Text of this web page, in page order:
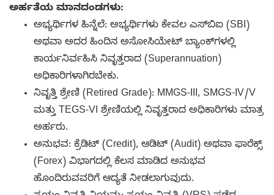
ಅರ್ಹತೆಯ ಮಾನದಂಡಗಳು:
ಅಭ್ಯರ್ಥಿಗಳ ಹಿನ್ನೆಲೆ: ಅಭ್ಯರ್ಥಿಗಳು ಕೇವಲ ಎಸ್‌ಬಿಐ (SBI)
ಅಥವಾ ಅದರ ಹಿಂದಿನ ಅಸೋಸಿಯೇಟ್ ಬ್ಯಾಂಕ್‌ಗಳಲ್ಲಿ
ಕಾರ್ಯನಿರ್ವಹಿಸಿ ನಿವೃತ್ತರಾದ (Superannuation)
ಅಧಿಕಾರಿಗಳಾಗಿರಬೇಕು.
ನಿವೃತ್ತಿ ಶ್ರೇಣಿ (Retired Grade): MMGS-III, SMGS-IV/V
ಮತ್ತು TEGS-VI ಶ್ರೇಣಿಯಲ್ಲಿ ನಿವೃತ್ತರಾದ ಅಧಿಕಾರಿಗಳು ಮಾತ್ರ
ಅರ್ಹರು.
ಅನುಭವ: ಕ್ರೆಡಿಟ್ (Credit), ಆಡಿಟ್ (Audit) ಅಥವಾ ಫಾರೆಕ್ಸ್
(Forex) ವಿಭಾಗದಲ್ಲಿ ಕೆಲಸ ಮಾಡಿದ ಅನುಭವ
ಹೊಂದಿರುವವರಿಗೆ ಆದ್ಯತೆ ನೀಡಲಾಗುವುದು.